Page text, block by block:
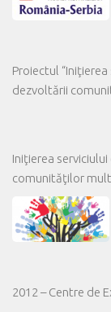
Proiectul
dezvoltării
Iniţierea
comunităţilor
2012 – Centre de